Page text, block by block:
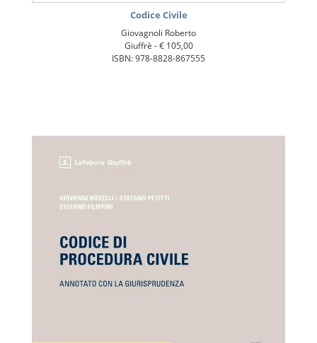
Codice Civile
Giovagnoli Roberto
Giuffrè -€ 105,00
ISBN: 978-8828-867555